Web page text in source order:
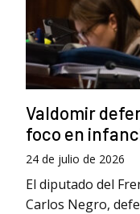
Valdomir
foco en
24 de julio de 2026
El diputado del
Carlos Negro,